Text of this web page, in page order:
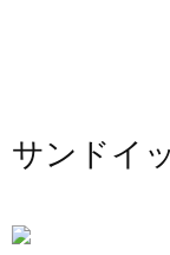
サンドイ